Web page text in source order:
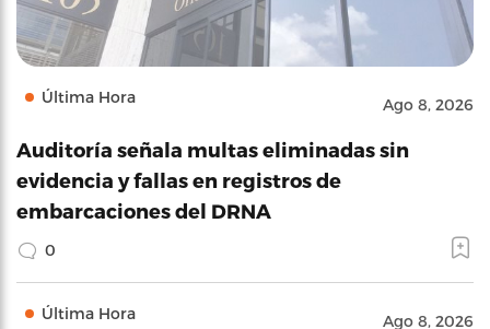
Última Hora Ago 8, 2026
Auditoría señala multas eliminadas sin
evidencia y fallas en registros de
embarcaciones del DRNA
0
Última Hora Ago 8, 2026